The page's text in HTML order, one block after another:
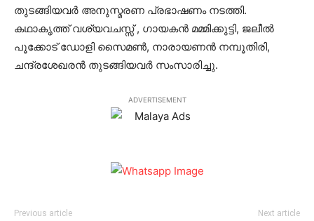
തുടങ്ങിയവര്‍ അനുസ്മരണ പ്രഭാഷണം നടത്തി.
കഥാകൃത്ത് വശ്യവചസ്സ് , ഗായകന്‍ മമ്മിക്കുട്ടി, ജലീല്‍
പൂക്കോട് ഡോളി സൈമണ്‍, നാരായണന്‍ നമ്പൂതിരി,
ചന്ദ്രശേഖരന്‍ തുടങ്ങിയവര്‍ സംസാരിച്ചു.
ADVERTISEMENT
Previous article Next article